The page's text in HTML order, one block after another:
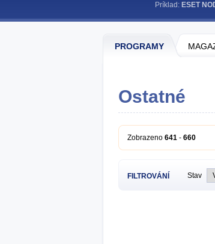
PROGRAMY
Ostatné
Zobrazeno 641 - 660
FILTROVÁNÍ Stav
Príklad: ESET